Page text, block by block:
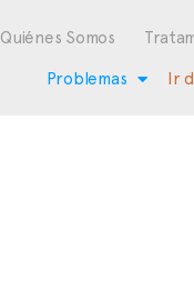
Quiénes Somos
Problemas Ir